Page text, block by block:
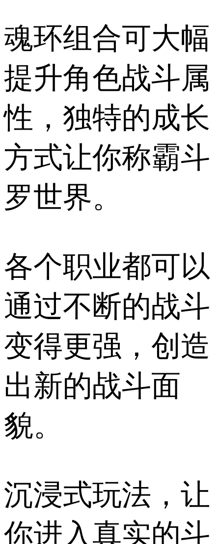
魂环组合可大幅
提升角色战斗属
性，独特的成长
方式让你称霸斗
罗世界。
各个职业都可以
通过不断的战斗
变得更强，创造
出新的战斗面
貌。
沉浸式玩法，让
你进入真实的斗